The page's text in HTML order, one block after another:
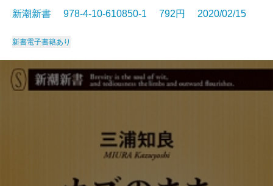
新潮新書 978-4-10-610850-1 792円 2020/02/15
新書電子書籍あり